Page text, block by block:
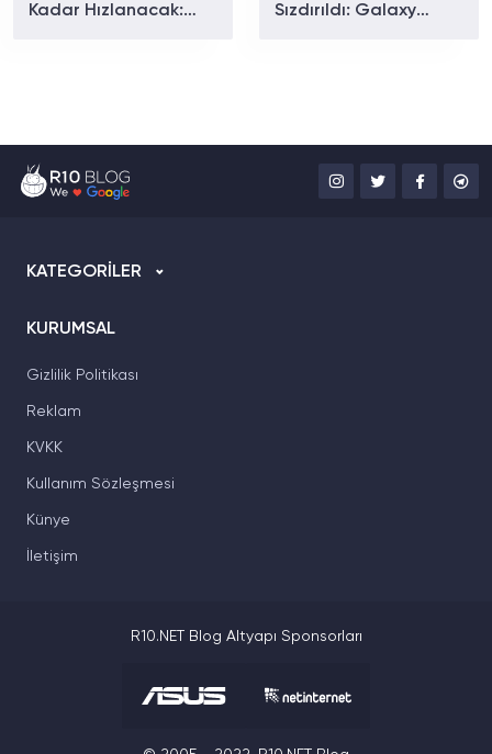
Kadar Hızlanacak:
Sızdırıldı: Galaxy
KATEGORİLER
KURUMSAL
Gizlilik Politikası
Reklam
KVKK
Kullanım Sözleşmesi
Künye
İletişim
R10.NET Blog Altyapı Sponsorları